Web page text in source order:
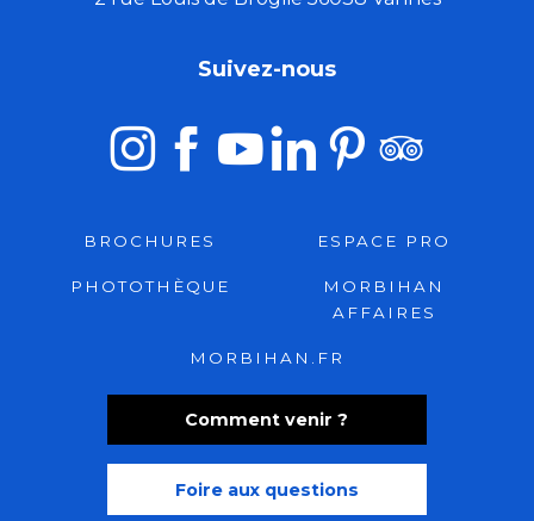
Comment venir ?
Foire aux questions
Suivez-nous
BROCHURES ESPACE PRO
PHOTOTHÈQUE
MORBIHAN
AFFAIRES
MORBIHAN.FR